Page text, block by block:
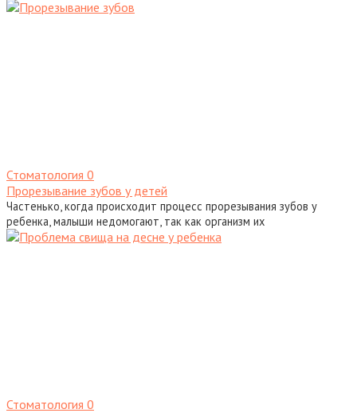
Стоматология 0
Прорезывание зубов у детей
Частенько, когда происходит процесс прорезывания зубов у
ребенка, малыши недомогают, так как организм их
Стоматология 0